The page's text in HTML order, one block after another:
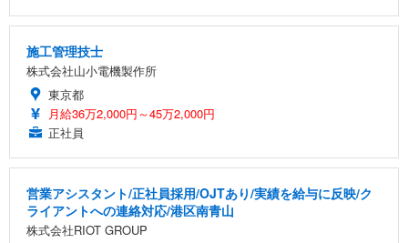
施工管理技士
株式会社山小電機製作所
東京都
月給36万2,000円～45万2,000円
正社員
営業アシスタント/正社員採用/OJTあり/実績を給与に反映/ク
ライアントへの連絡対応/港区南青山
株式会社RIOT GROUP